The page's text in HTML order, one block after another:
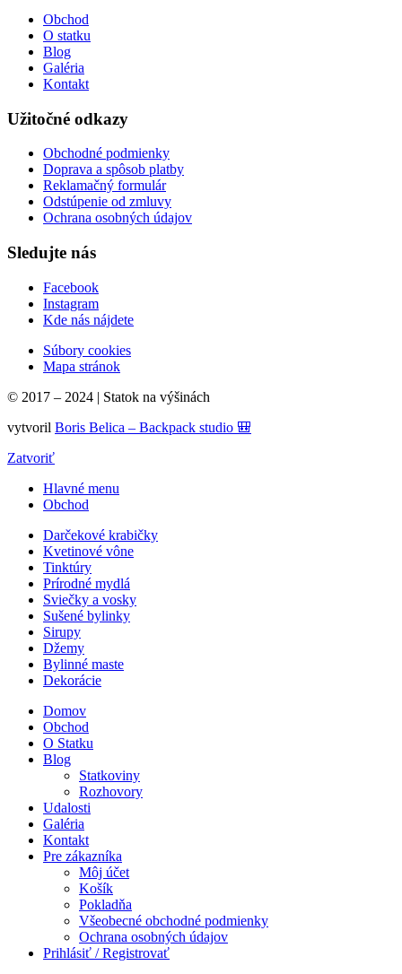
Obchod
O statku
Blog
Galéria
Kontakt
Užitočné odkazy
Obchodné podmienky
Doprava a spôsob platby
Reklamačný formulár
Odstúpenie od zmluvy
Ochrana osobných údajov
Sledujte nás
Facebook
Instagram
Kde nás nájdete
Súbory cookies
Mapa stránok
© 2017 – 2024 | Statok na výšinách
vytvoril Boris Belica – Backpack studio 🎒
Zatvoriť
Hlavné menu
Obchod
Darčekové krabičky
Kvetinové vône
Tinktúry
Prírodné mydlá
Sviečky a vosky
Sušené bylinky
Sirupy
Džemy
Bylinné maste
Dekorácie
Domov
Obchod
O Statku
Blog
Statkoviny
Rozhovory
Udalosti
Galéria
Kontakt
Pre zákazníka
Môj účet
Košík
Pokladňa
Všeobecné obchodné podmienky
Ochrana osobných údajov
Prihlásiť / Registrovať